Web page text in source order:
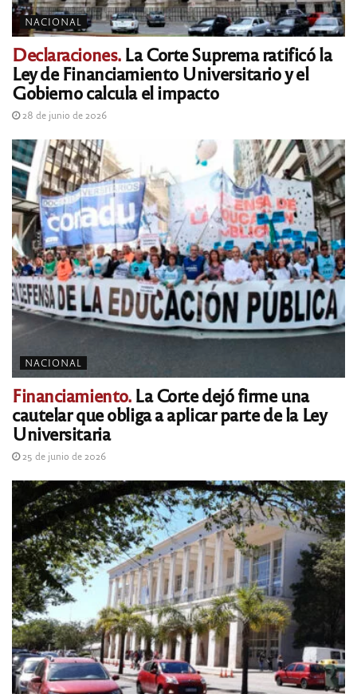
NACIONAL
Declaraciones.La Corte Suprema ratificó la
Ley de Financiamiento Universitario y el
Gobierno calcula el impacto
28 de junio de 2026
NACIONAL
Financiamiento.La Corte dejó firme una
cautelar que obliga a aplicar parte de la Ley
Universitaria
25 de junio de 2026